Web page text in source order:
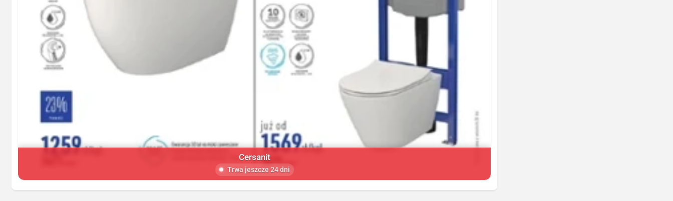
Cersanit
Trwa jeszcze 24 dni